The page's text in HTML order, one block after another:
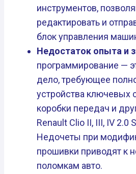
инструментов,
редактировать и
блок управления
Недостаток опыта и
программирование —
дело, требующее
устройства ключевых
коробки передач и
Renault Clio II, III, IV 2.0
Недочеты при
прошивки приводят к
поломкам авто.